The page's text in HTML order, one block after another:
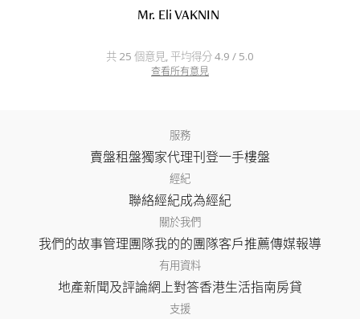
Mr. Eli VAKNIN
共 25 個意見, 平均得分 4.9 / 5.0
查看所有意見
服務
賣盤租盤獨家代理刊登一手樓盤
經紀
聯絡經紀成為經紀
關於我們
我們的故事管理團隊我的的團隊客戶推薦傳媒報導
有用資料
地產新聞及評論網上對答香港生活指南房貸
支援